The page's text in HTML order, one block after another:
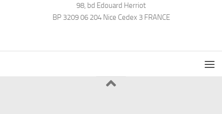
98, bd Edouard Herriot
BP 3209 06 204 Nice Cedex 3 FRANCE